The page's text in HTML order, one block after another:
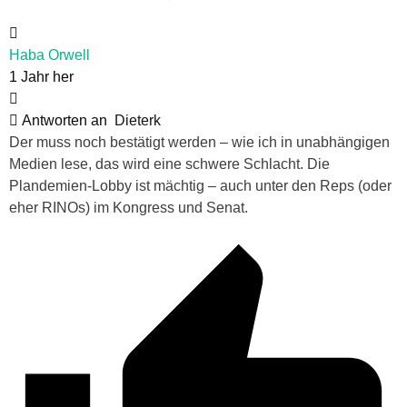
Haba Orwell
1 Jahr her
Antworten an
Dieterk
Der muss noch bestätigt werden – wie ich in unabhängigen
Medien lese, das wird eine schwere Schlacht. Die
Plandemien-Lobby ist mächtig – auch unter den Reps (oder
eher RINOs) im Kongress und Senat.